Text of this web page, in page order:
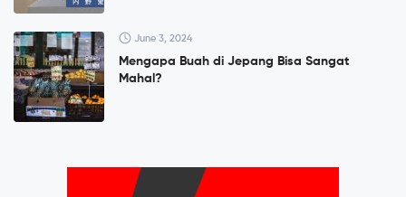
June 3, 2024
Mengapa Buah di Jepang Bisa Sangat
Mahal?